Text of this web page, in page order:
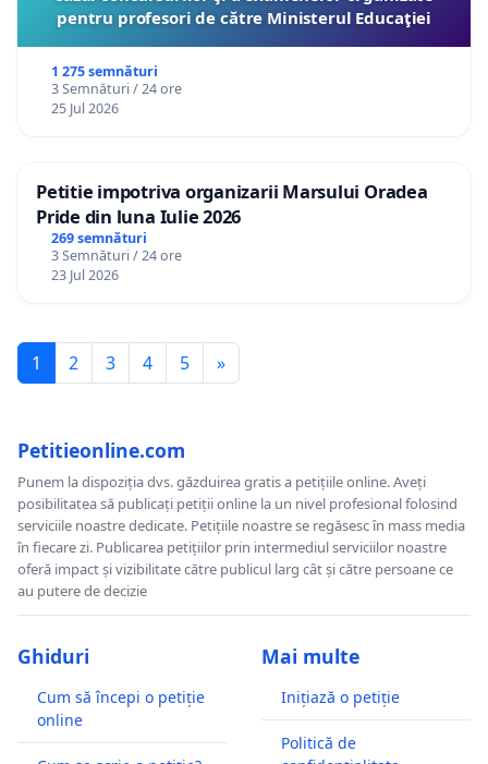
pentru profesori de către Ministerul Educaţiei
1 275 semnături
3 Semnături / 24 ore
25 Jul 2026
Petitie impotriva organizarii Marsului Oradea
Pride din luna Iulie 2026
269 semnături
3 Semnături / 24 ore
23 Jul 2026
1 2 3 4 5 »
Petitieonline.com
Punem la dispoziția dvs. găzduirea gratis a petițiile online. Aveți
posibilitatea să publicați petiții online la un nivel profesional folosind
serviciile noastre dedicate. Petițiile noastre se regăsesc în mass media
în fiecare zi. Publicarea petițiilor prin intermediul serviciilor noastre
oferă impact și vizibilitate către publicul larg cât și către persoane ce
au putere de decizie
Ghiduri
Cum să începi o petiție
online
Mai multe
Inițiază o petiție
Politică de